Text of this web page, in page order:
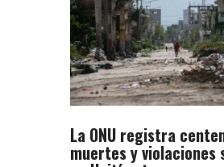
La ONU registra
muertes y violaciones